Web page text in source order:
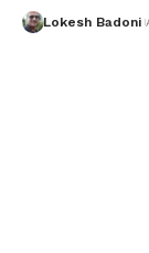
Lokesh Badoni